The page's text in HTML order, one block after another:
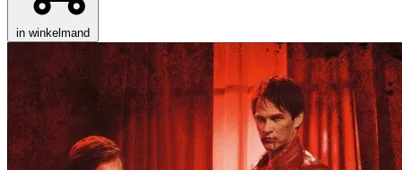
in winkelmand